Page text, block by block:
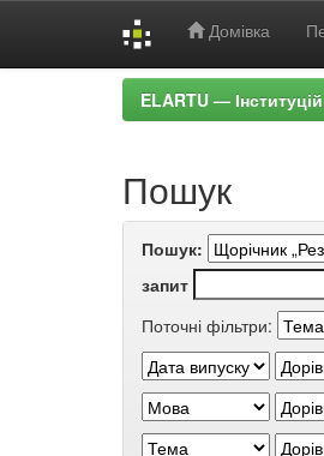
Домівка
ELARTU —
Пошук
Пошук:
запит
Поточні фільтри: